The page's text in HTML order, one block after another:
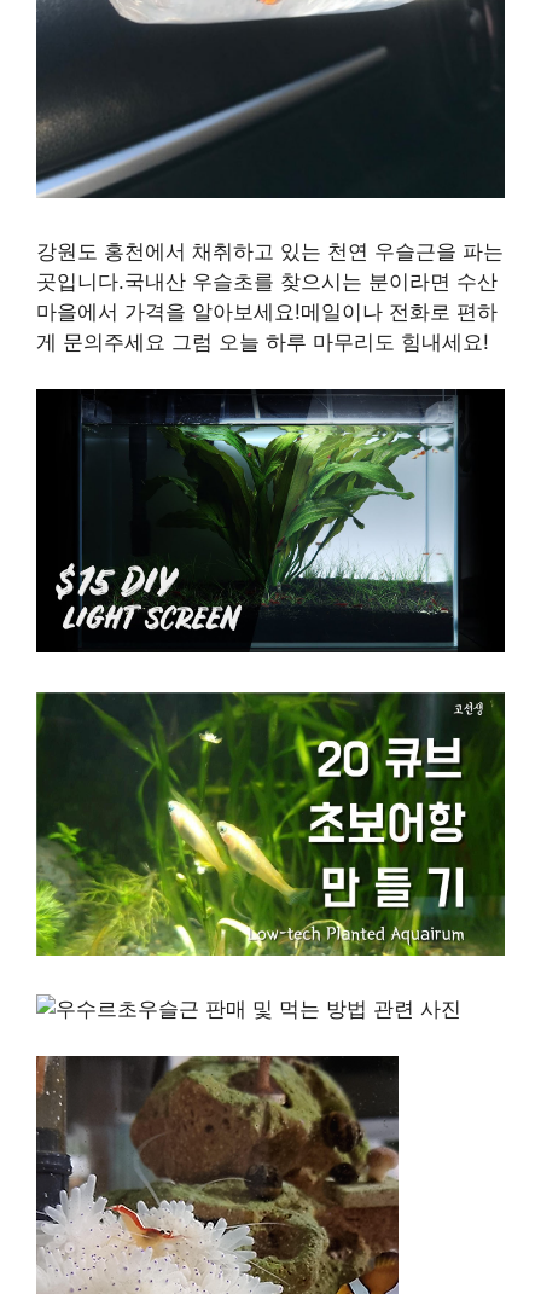
강원도 홍천에서 채취하고 있는 천연 우슬근을 파는
곳입니다.국내산 우슬초를 찾으시는 분이라면 수산
마을에서 가격을 알아보세요!메일이나 전화로 편하
게 문의주세요 그럼 오늘 하루 마무리도 힘내세요!